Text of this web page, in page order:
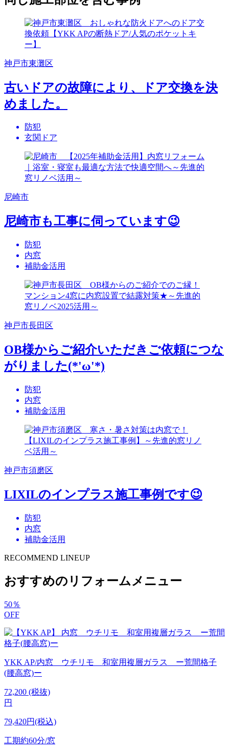
神戸市東灘区
古いドアの故障により、ドア交換を決
めました。
防犯
玄関ドア
尼崎市
尼崎市も工事に伺っています😉
防犯
内窓
補助金活用
神戸市長田区
OB様からご紹介いただきご依頼につな
がりました(*'ω'*)
防犯
内窓
補助金活用
神戸市須磨区
LIXILのインプラス施工事例です😉
防犯
内窓
補助金活用
RECOMMEND LINEUP
おすすめのリフォームメニュー
50％
OFF
YKK AP/内窓 ウチリモ 和室用複層ガラス ー荒間格子
(腰高窓)ー
72,200 (税抜)
円
79,420円(税込)
工期約60分/窓